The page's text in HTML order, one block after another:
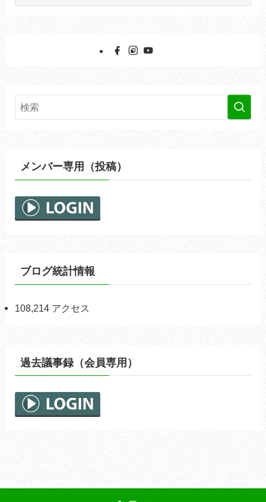
メンバー専用（投稿）
ブログ統計情報
108,214 アクセス
過去議事録（会員専用）